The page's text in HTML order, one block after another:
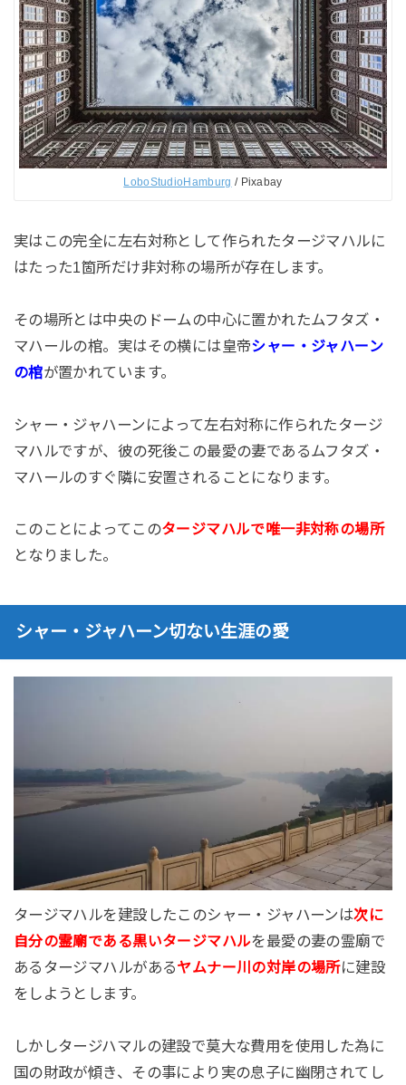
LoboStudioHamburg / Pixabay
実はこの完全に左右対称として作られたタージマハルに
はたった1箇所だけ非対称の場所が存在します。
その場所とは中央のドームの中心に置かれたムフタズ・
マハールの棺。実はその横には皇帝シャー・ジャハーン
の棺が置かれています。
シャー・ジャハーンによって左右対称に作られたタージ
マハルですが、彼の死後この最愛の妻であるムフタズ・
マハールのすぐ隣に安置されることになります。
このことによってこのタージマハルで唯一非対称の場所
となりました。
シャー・ジャハーン切ない生涯の愛
タージマハルを建設したこのシャー・ジャハーンは次に
自分の霊廟である黒いタージマハルを最愛の妻の霊廟で
あるタージマハルがあるヤムナー川の対岸の場所に建設
をしようとします。
しかしタージハマルの建設で莫大な費用を使用した為に
国の財政が傾き、その事により実の息子に幽閉されてし